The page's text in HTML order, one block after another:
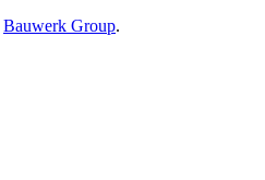
Bauwerk Group.